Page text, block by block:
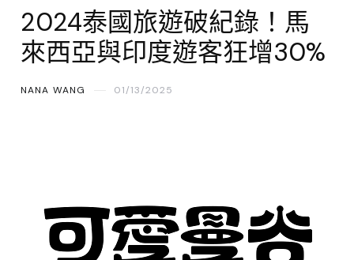
2024泰國旅遊破紀錄！馬
來西亞與印度遊客狂增30%
NANA WANG 01/13/2025